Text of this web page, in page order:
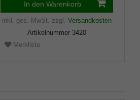
In den Warenkorb
inkl. ges. MwSt. zzgl. Versandkosten
Artikelnummer 3420
Merkliste